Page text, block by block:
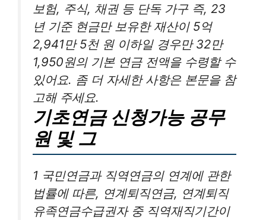
보험, 주식, 채권 등 단독 가구 즉, 23
년 기준 현금만 보유한 재산이 5억
2,941만 5천 원 이하일 경우만 32만
1,950원의 기본 연금 전액을 수령할 수
있어요. 좀 더 자세한 사항은 본문을 참
고해 주세요.
기초연금 신청가능 공무
원 및 그
1 국민연금과 직역연금의 연계에 관한
법률에 따른, 연계퇴직연금, 연계퇴직
유족연금수급권자 중 직역재직기간이